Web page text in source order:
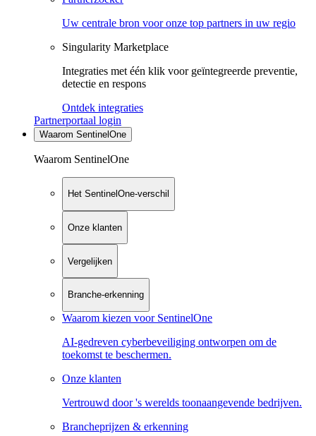
Uw centrale bron voor onze top partners in uw regio
Singularity Marketplace
Integraties met één klik voor geïntegreerde preventie,
detectie en respons
Ontdek integraties
Partnerportaal login
Waarom SentinelOne
Waarom SentinelOne
Het SentinelOne-verschil
Onze klanten
Vergelijken
Branche-erkenning
Waarom kiezen voor SentinelOne
AI-gedreven cyberbeveiliging ontworpen om de
toekomst te beschermen.
Onze klanten
Vertrouwd door 's werelds toonaangevende bedrijven.
Brancheprijzen & erkenning